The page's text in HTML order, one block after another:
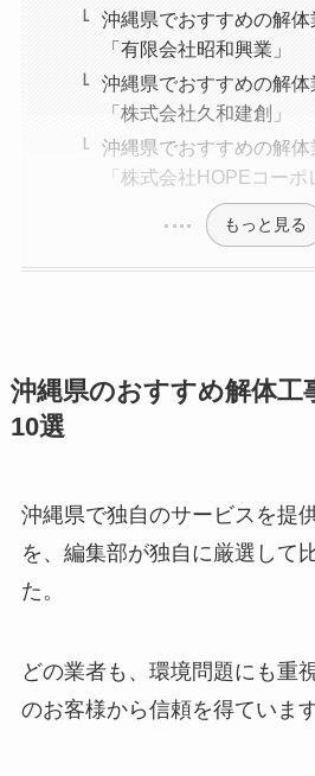
沖縄県でおすすめの解体
「有限会社昭和興業」
沖縄県でおすすめの解
「株式会社久和建創」
沖縄県でおすすめの解
「株式会社HOPEコーポ
もっと見る
沖縄県のおすすめ解体工
10選
沖縄県で独自のサービスを提
を、編集部が独自に厳選して
た。
どの業者も、環境問題にも重
のお客様から信頼を得ています